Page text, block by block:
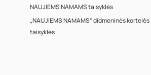
NAUJIEMS NAMAMS taisyklės
„NAUJIEMS NAMAMS” didmeninės kortelės
taisyklės